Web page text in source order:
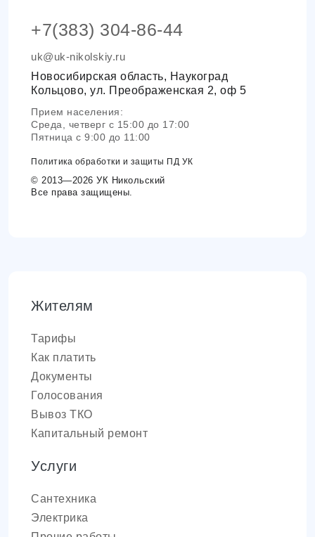
+7(383) 304-86-44
uk@uk-nikolskiy.ru
Новосибирская область, Наукоград
Кольцово, ул. Преображенская 2, оф 5
Прием населения:
Среда, четверг с 15:00 до 17:00
Пятница с 9:00 до 11:00
Политика обработки и защиты ПД УК
© 2013—2026 УК Никольский
Все права защищены.
Жителям
Тарифы
Как платить
Документы
Голосования
Вывоз ТКО
Капитальный ремонт
Услуги
Сантехника
Электрика